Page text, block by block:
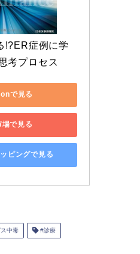
!?ER症例に学
考プロセス
で見る
で見る
ピングで見る
中毒 #診療